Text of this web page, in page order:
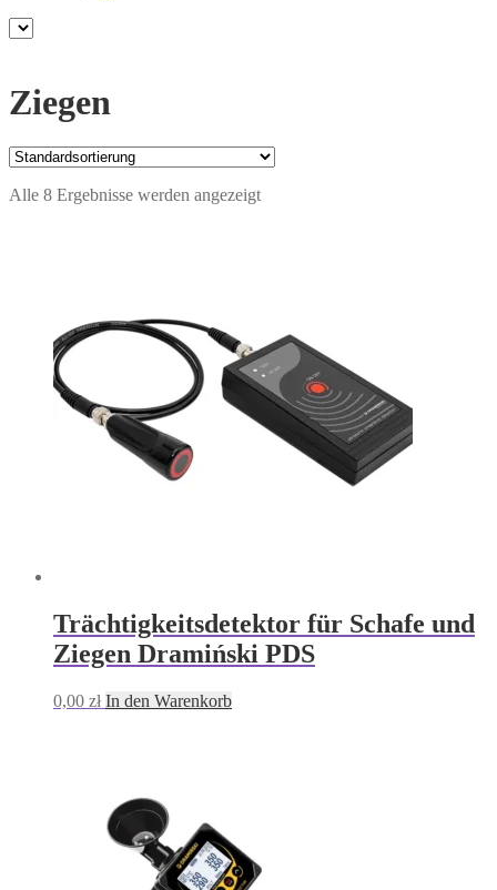
Ziegen
Alle 8 Ergebnisse werden angezeigt
Trächtigkeitsdetektor für Schafe und
Ziegen Dramiński PDS
0,00 zł In den Warenkorb